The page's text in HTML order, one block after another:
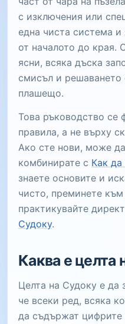
с изключения или
една чиста система и
от началото до края.
ясни, всяка дъска
смисъл и решаването
плашещо.
Това ръководство се
правила, а не върху
Ако сте нови, може
комбинирате с Как да
знаете основите и
чисто, преминете към
практикувайте
Судоку.
Каква е целта
Целта на Судоку е да
че всеки ред, всяка
да съдържат цифрите